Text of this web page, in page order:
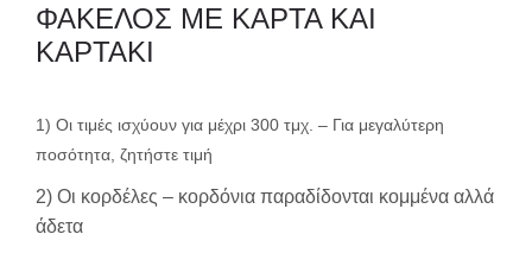
ΦΑΚΕΛΟΣ ΜΕ ΚΑΡΤΑ ΚΑΙ
ΚΑΡΤΑΚΙ
1) Οι τιμές ισχύουν για μέχρι 300 τμχ. – Για μεγαλύτερη
ποσότητα, ζητήστε τιμή
2) Οι κορδέλες – κορδόνια παραδίδονται κομμένα αλλά
άδετα